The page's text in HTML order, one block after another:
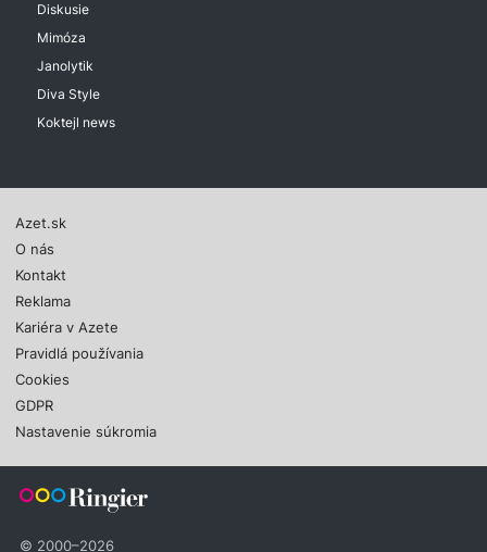
Diskusie
Mimóza
Janolytik
Diva Style
Koktejl news
Azet.sk
O nás
Kontakt
Reklama
Kariéra v Azete
Pravidlá používania
Cookies
GDPR
Nastavenie súkromia
© 2000–2026